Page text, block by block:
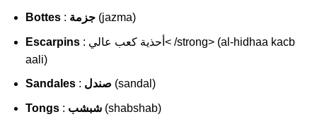
Bottes: جزمة(jazma)
Escarpins: أحذية كعب عالي< /strong> (al-hidhaa kacb
aali)
Sandales: صندل (sandal)
Tongs: شبشب(shabshab)